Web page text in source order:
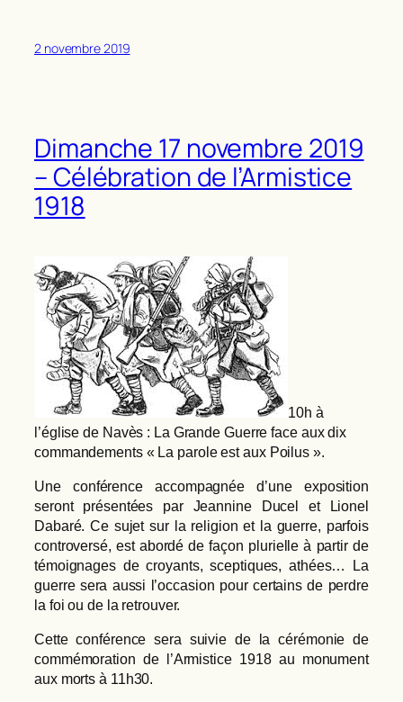
2 novembre 2019
Dimanche 17 novembre 2019
– Célébration de l’Armistice
1918
10h à
l’église de Navès : La Grande Guerre face aux dix
commandements « La parole est aux Poilus ».
Une conférence accompagnée d’une exposition
seront présentées par Jeannine Ducel et Lionel
Dabaré. Ce sujet sur la religion et la guerre, parfois
controversé, est abordé de façon plurielle à partir de
témoignages de croyants, sceptiques, athées… La
guerre sera aussi l’occasion pour certains de perdre
la foi ou de la retrouver.
Cette conférence sera suivie de la cérémonie de
commémoration de l’Armistice 1918 au monument
aux morts à 11h30.